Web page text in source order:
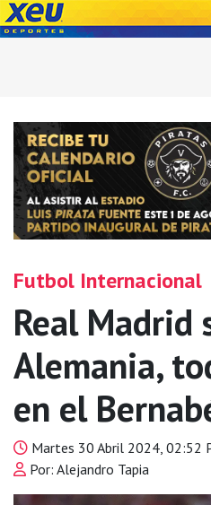
Futbol Internacional
Real Madrid
Alemania,
en el
Martes 30 Abril 2024, 02:52
Por: Alejandro Tapia